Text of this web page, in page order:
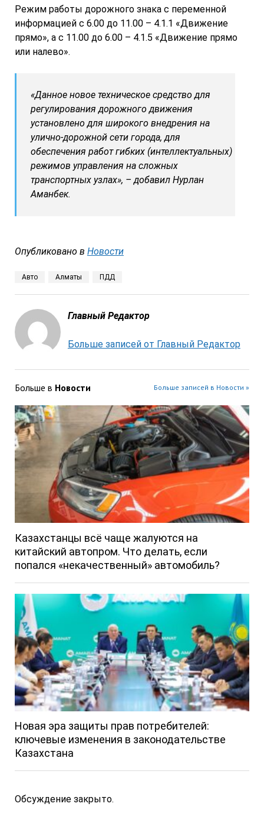
Режим работы дорожного знака с переменной
информацией с 6.00 до 11.00 – 4.1.1 «Движение
прямо», а с 11.00 до 6.00 – 4.1.5 «Движение прямо
или налево».
«Данное новое техническое средство для
регулирования дорожного движения
установлено для широкого внедрения на
улично-дорожной сети города, для
обеспечения работ гибких (интеллектуальных)
режимов управления на сложных
транспортных узлах», – добавил Нурлан
Аманбек.
Опубликовано в Новости
Авто Алматы ПДД
Главный Редактор
Больше записей от Главный Редактор
Больше в Новости Больше записей в Новости »
Казахстанцы всё чаще жалуются на
китайский автопром. Что делать, если
попался «некачественный» автомобиль?
Новая эра защиты прав потребителей:
ключевые изменения в законодательстве
Казахстана
Обсуждение закрыто.